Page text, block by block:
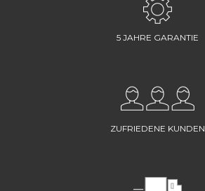
5 JAHRE GARANTIE
ZUFRIEDENE KUNDEN